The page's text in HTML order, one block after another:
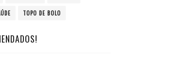
TOPO DE BOLO